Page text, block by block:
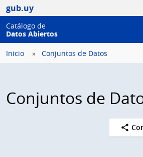
gub.uy
Catálogo de
Datos Abiertos
Inicio Conjuntos de Datos
Conjuntos de